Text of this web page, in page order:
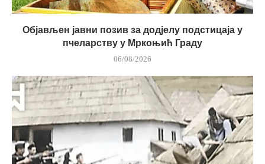
Објављен јавни позив за додјелу подстицаја у
пчеларству у Мркоњић Граду
06/08/2026